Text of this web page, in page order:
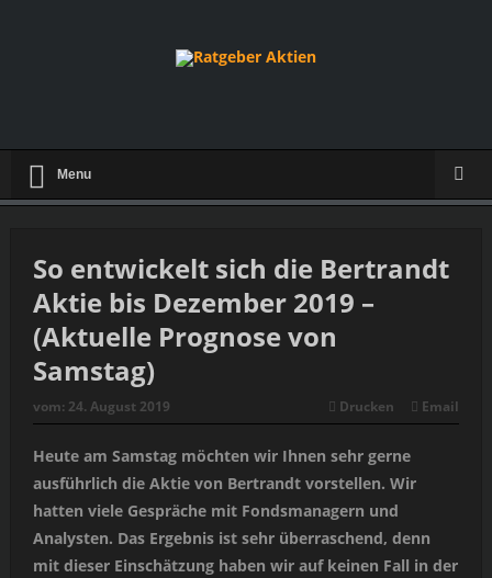
Menu
So entwickelt sich die Bertrandt
Aktie bis Dezember 2019 –
(Aktuelle Prognose von
Samstag)
vom: 24. August 2019 Drucken Email
Heute am Samstag möchten wir Ihnen sehr gerne
ausführlich die Aktie von Bertrandt vorstellen. Wir
hatten viele Gespräche mit Fondsmanagern und
Analysten. Das Ergebnis ist sehr überraschend, denn
mit dieser Einschätzung haben wir auf keinen Fall in der